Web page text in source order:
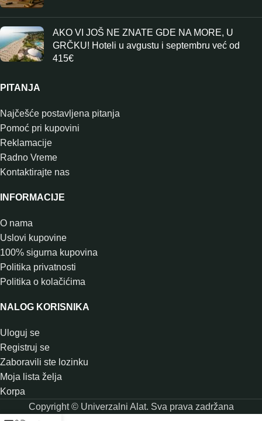
AKO VI JOŠ NE ZNATE GDE NA MORE, U
GRČKU! Hoteli u avgustu i septembru već od
415€
PITANJA
Najčešće postavljena pitanja
Pomoć pri kupovini
Reklamacije
Radno Vreme
Kontaktirajte nas
INFORMACIJE
O nama
Uslovi kupovine
100% sigurna kupovina
Politika privatnosti
Politika o kolačićima
NALOG KORISNIKA
Uloguj se
Registruj se
Zaboravili ste lozinku
Moja lista želja
Korpa
Copyright © Univerzalni Alat. Sva prava zadržana